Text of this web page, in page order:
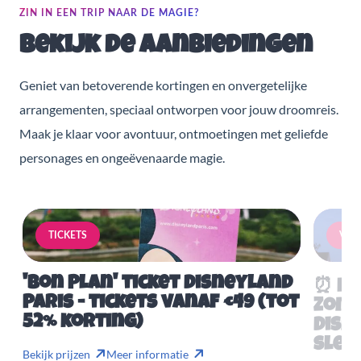
ZIN IN EEN TRIP NAAR DE MAGIE?
Bekijk de aanbiedingen
Geniet van betoverende kortingen en onvergetelijke
arrangementen, speciaal ontworpen voor jouw droomreis.
Maak je klaar voor avontuur, ontmoetingen met geliefde
personages en ongeëvenaarde magie.
TICKETS
'Bon Plan' ticket Disneyland
Paris - tickets vanaf €49 (tot
52% korting)
Bekijk prijzen Meer informatie
⏰